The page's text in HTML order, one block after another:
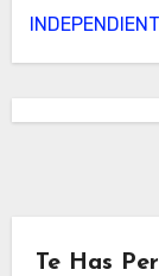
Te Has